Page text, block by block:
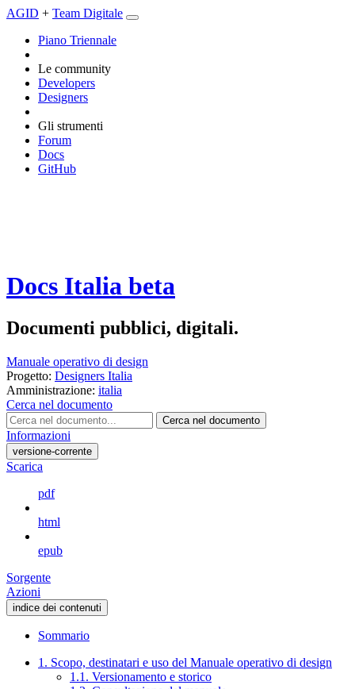
AGID + Team Digitale
Piano Triennale
Le community
Developers
Designers
Gli strumenti
Forum
Docs
GitHub
Docs Italia beta
Documenti pubblici, digitali.
Manuale operativo di design
Progetto: Designers Italia
Amministrazione: italia
Cerca nel documento
Cerca nel documento
Informazioni
versione-corrente
Scarica
pdf
html
epub
Sorgente
Azioni
indice dei contenuti
Sommario
1. Scopo, destinatari e uso del Manuale operativo di design
1.1. Versionamento e storico